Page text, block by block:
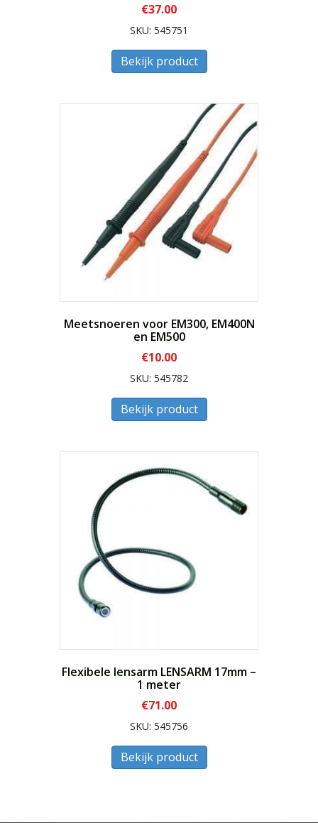
€37.00
SKU: 545751
Bekijk product
Meetsnoeren voor EM300, EM400N
en EM500
€10.00
SKU: 545782
Bekijk product
Flexibele lensarm LENSARM 17mm –
1 meter
€71.00
SKU: 545756
Bekijk product